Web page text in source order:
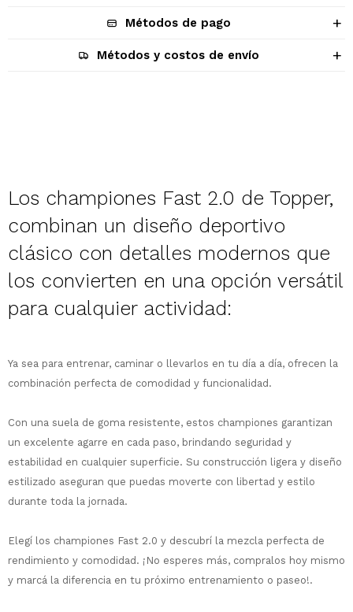
Métodos de pago
Métodos y costos de envío
Los championes Fast 2.0 de Topper,
combinan un diseño deportivo
clásico con detalles modernos que
los convierten en una opción versátil
para cualquier actividad:
Ya sea para entrenar, caminar o llevarlos en tu día a día, ofrecen la
combinación perfecta de comodidad y funcionalidad.
Con una suela de goma resistente, estos championes garantizan
un excelente agarre en cada paso, brindando seguridad y
estabilidad en cualquier superficie. Su construcción ligera y diseño
estilizado aseguran que puedas moverte con libertad y estilo
durante toda la jornada.
Elegí los championes Fast 2.0 y descubrí la mezcla perfecta de
rendimiento y comodidad. ¡No esperes más, compralos hoy mismo
y marcá la diferencia en tu próximo entrenamiento o paseo!.
Comprá ahora y Pagá
cuotas y sin tocar tu
tarjeta de crédito
¡Sumate a la forma más ágil de
comprar!
* sujeto aprobación crediticia.
Verifica si estás calificado para comprar
Cédula de identidad
Celular
Fecha de nacimiento
Día Mes Año
Continuar
¡Tenés hasta
para comprar en las cuotas
que prefieras!
Elegí tus productos preferidos
Elegís Pago Después como metodo de pago
disponible puede variar por comercio
Ups!
Parece que no tenes oferta, lamentamos
el inconveniente, por cualquier duda
contactanos en
preguntas@pagodespues.com.uy
¡Algo salió mal!
Por favor intenta nuevamente mas tarde.